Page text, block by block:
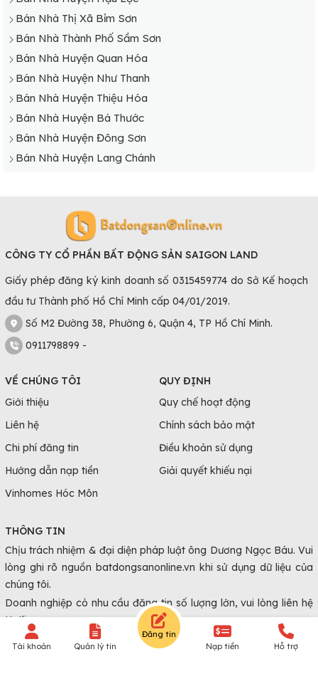
Bán Nhà Huyện Hậu Lộc
Bán Nhà Thị Xã Bỉm Sơn
Bán Nhà Thành Phố Sầm Sơn
Bán Nhà Huyện Quan Hóa
Bán Nhà Huyện Như Thanh
Bán Nhà Huyện Thiệu Hóa
Bán Nhà Huyện Bá Thước
Bán Nhà Huyện Đông Sơn
Bán Nhà Huyện Lang Chánh
CÔNG TY CỔ PHẦN BẤT ĐỘNG SẢN SAIGON LAND
Giấy phép đăng ký kinh doanh số 0315459774 do Sở Kế hoạch
đầu tư Thành phố Hồ Chí Minh cấp 04/01/2019.
Số M2 Đường 38, Phường 6, Quận 4, TP Hồ Chí Minh.
0911798899 -
VỀ CHÚNG TÔI
Giới thiệu
Liên hệ
Chi phí đăng tin
Hướng dẫn nạp tiền
Vinhomes Hóc Môn
QUY ĐỊNH
Quy chế hoạt động
Chính sách bảo mật
Điều khoản sử dụng
Giải quyết khiếu nại
THÔNG TIN
Chịu trách nhiệm & đại diện pháp luật ông Dương Ngọc Báu. Vui
lòng ghi rõ nguồn batdongsanonline.vn khi sử dụng dữ liệu của
chúng tôi.
Doanh nghiệp có nhu cầu đăng tin số lượng lớn, vui lòng liên hệ
Hotline.
Tài khoản Quản lý tin
Đăng tin
Nạp tiền
Hỗ trợ